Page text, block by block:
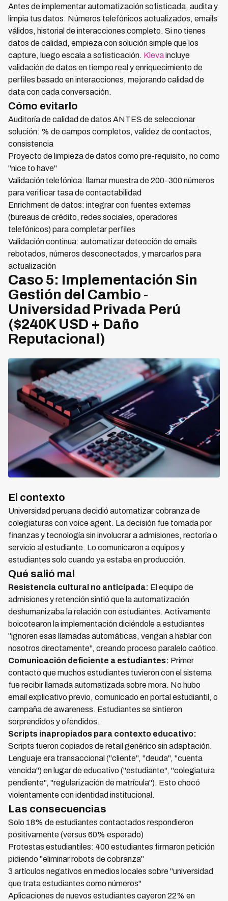
Antes de implementar automatización sofisticada, audita y
limpia tus datos. Números telefónicos actualizados, emails
válidos, historial de interacciones completo. Si no tienes
datos de calidad, empieza con solución simple que los
capture, luego escala a sofisticación. Klevaincluye
validación de datos en tiempo real y enriquecimiento de
perfiles basado en interacciones, mejorando calidad de
data con cada conversación.
Cómo evitarlo
Auditoría de calidad de datos ANTES de seleccionar
solución: % de campos completos, validez de contactos,
consistencia
Proyecto de limpieza de datos como pre-requisito, no como
"nice to have"
Validación telefónica: llamar muestra de 200-300 números
para verificar tasa de contactabilidad
Enrichment de datos: integrar con fuentes externas
(bureaus de crédito, redes sociales, operadores
telefónicos) para completar perfiles
Validación continua: automatizar detección de emails
rebotados, números desconectados, y marcarlos para
actualización
Caso 5: Implementación Sin
Gestión del Cambio -
Universidad Privada Perú
($240K USD + Daño
Reputacional)
El contexto
Universidad peruana decidió automatizar cobranza de
colegiaturas con voice agent. La decisión fue tomada por
finanzas y tecnología sin involucrar a admisiones, rectoría o
servicio al estudiante. Lo comunicaron a equipos y
estudiantes solo cuando ya estaba en producción.
Qué salió mal
Resistencia cultural no anticipada: El equipo de
admisiones y retención sintió que la automatización
deshumanizaba la relación con estudiantes. Activamente
boicotearon la implementación diciéndole a estudiantes
"ignoren esas llamadas automáticas, vengan a hablar con
nosotros directamente", creando proceso paralelo caótico.
Comunicación deficiente a estudiantes: Primer
contacto que muchos estudiantes tuvieron con el sistema
fue recibir llamada automatizada sobre mora. No hubo
email explicativo previo, comunicado en portal estudiantil, o
campaña de awareness. Estudiantes se sintieron
sorprendidos y ofendidos.
Scripts inapropiados para contexto educativo:
Scripts fueron copiados de retail genérico sin adaptación.
Lenguaje era transaccional ("cliente", "deuda", "cuenta
vencida") en lugar de educativo ("estudiante", "colegiatura
pendiente", "regularización de matrícula"). Esto chocó
violentamente con identidad institucional.
Las consecuencias
Solo 18% de estudiantes contactados respondieron
positivamente (versus 60% esperado)
Protestas estudiantiles: 400 estudiantes firmaron petición
pidiendo "eliminar robots de cobranza"
3 artículos negativos en medios locales sobre "universidad
que trata estudiantes como números"
Aplicaciones de nuevos estudiantes cayeron 22% en